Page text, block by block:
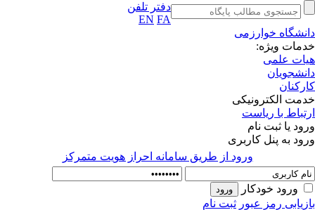
دفتر تلفن
EN FA
خوارزمی
ویژه:
علمی
الکترونیکی
با ریاست
یا ثبت نام
به پنل کاربری
ورود از طريق سامانه احراز هويت متمركز
ورود خودکار
رمز عبور ثبت نام